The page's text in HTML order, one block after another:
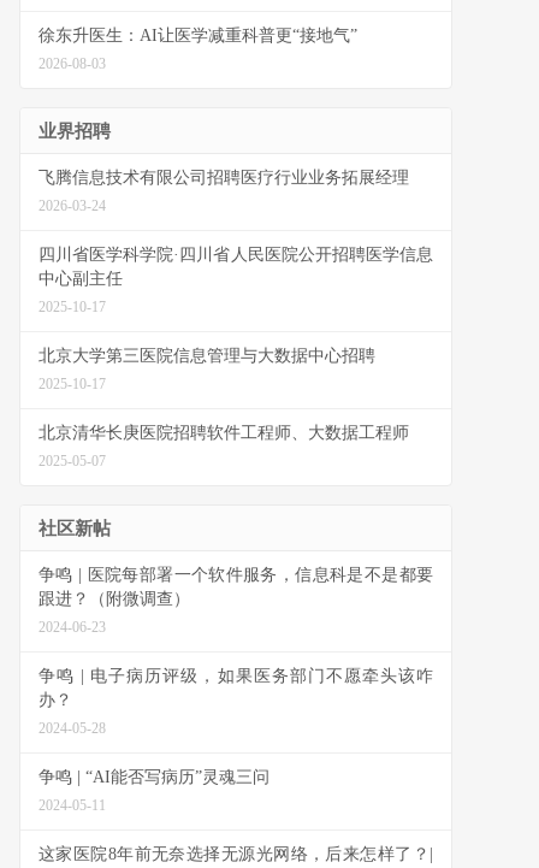
徐东升医生：AI让医学减重科普更“接地气”
2026-08-03
业界招聘
飞腾信息技术有限公司招聘医疗行业业务拓展经理
2026-03-24
四川省医学科学院·四川省人民医院公开招聘医学信息
中心副主任
2025-10-17
北京大学第三医院信息管理与大数据中心招聘
2025-10-17
北京清华长庚医院招聘软件工程师、大数据工程师
2025-05-07
社区新帖
争鸣 | 医院每部署一个软件服务，信息科是不是都要
跟进？（附微调查）
2024-06-23
争鸣 | 电子病历评级，如果医务部门不愿牵头该咋
办？
2024-05-28
争鸣 | “AI能否写病历”灵魂三问
2024-05-11
这家医院8年前无奈选择无源光网络，后来怎样了？|